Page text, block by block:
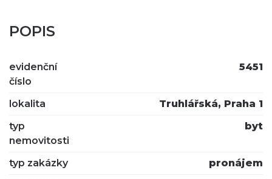
POPIS
evidenční
číslo
5451
lokalita
Truhlářská, Praha 1
typ
nemovitosti
byt
typ zakázky
pronájem